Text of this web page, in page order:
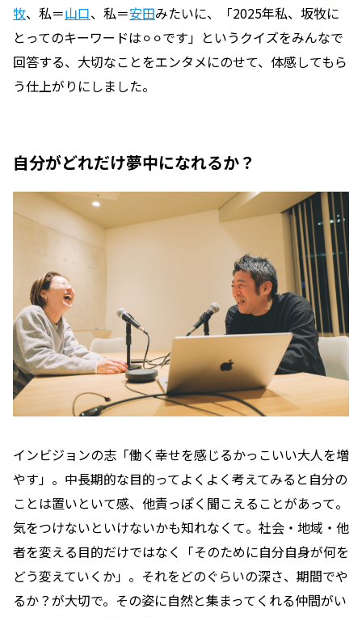
牧、私＝山口、私＝安田みたいに、「2025年私、坂牧に
とってのキーワードは⚪︎⚪︎です」というクイズをみんなで
回答する、大切なことをエンタメにのせて、体感してもら
う仕上がりにしました。
自分がどれだけ夢中になれるか？
インビジョンの志「働く幸せを感じるかっこいい大人を増
やす」。中長期的な目的ってよくよく考えてみると自分の
ことは置いといて感、他責っぽく聞こえることがあって。
気をつけないといけないかも知れなくて。社会・地域・他
者を変える目的だけではなく「そのために自分自身が何を
どう変えていくか」。それをどのぐらいの深さ、期間でや
るか？が大切で。その姿に自然と集まってくれる仲間がい